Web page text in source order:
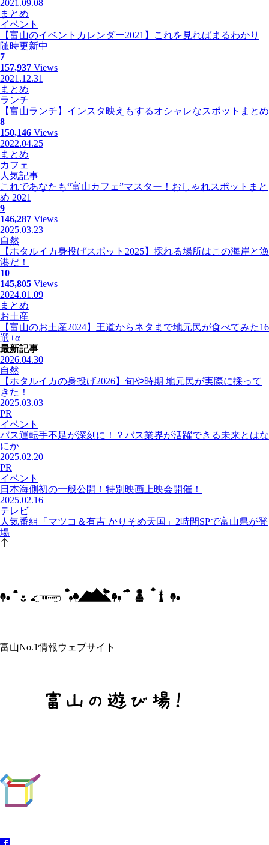
2021.09.08
まとめ
イベント
【富山のイベントカレンダー2021】これを見ればまるわかり
随時更新中
7
157,937 Views
2021.12.31
まとめ
ランチ
【富山ランチ】インスタ映えもするオシャレなスポットまとめ
8
150,146 Views
2022.04.25
まとめ
カフェ
人気記事
これであなたも“富山カフェ”マスター！おしゃれスポットまと
め 2021
9
146,287 Views
2025.03.23
自然
【ホタルイカ身投げスポット2025】採れる場所はこの海岸と漁
港だ！
10
145,805 Views
2024.01.09
まとめ
お土産
【富山のお土産2024】王道からネタまで地元民が食べてみた16
選+α
最新記事
2026.04.30
自然
【ホタルイカの身投げ2026】旬や時期 地元民が実際に採って
きた！
2025.03.03
PR
イベント
バス運転手不足が深刻に！？バス業界が活躍できる未来とはな
にか
2025.02.20
PR
イベント
日本海側初の一般公開！特別映画上映会開催！
2025.02.16
テレビ
人気番組「マツコ＆有吉 かりそめ天国」2時間SPで富山県が登
場
富山No.1情報ウェブサイト